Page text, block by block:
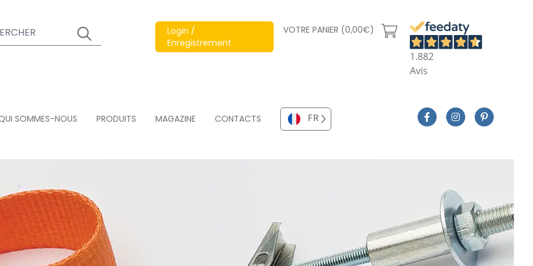
Login /
Enregistrement
VOTRE PANIER (0,00€)
1.882
Avis
SOMMES-NOUS PRODUITS MAGAZINE CONTACTS FR